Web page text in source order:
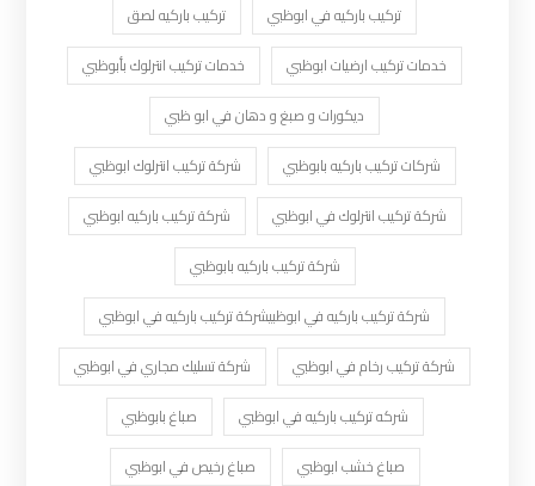
تركيب باركيه في ابوظبي
تركيب باركيه لصق
خدمات تركيب ارضيات ابوظبي
خدمات تركيب انترلوك بأبوظبي
ديكورات و صبغ و دهان في ابو ظبي
شركات تركيب باركيه بابوظبي
شركة تركيب انترلوك ابوظبي
شركة تركيب انترلوك في ابوظبي
شركة تركيب باركيه ابوظبي
شركة تركيب باركيه بابوظبي
شركة تركيب باركيه في ابوظبيشركة تركيب باركيه في ابوظبي
شركة تركيب رخام في ابوظبي
شركة تسليك مجاري في ابوظبي
شركه تركيب باركيه في ابوظبي
صباغ بابوظبي
صباغ خشب ابوظبي
صباغ رخيص في ابوظبي